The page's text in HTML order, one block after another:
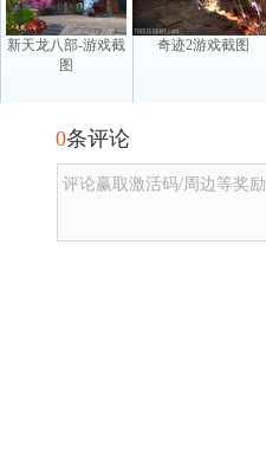
新天龙八部-游戏截
图
奇迹2游戏截图
0条评论
评论赢取激活码/周边等奖